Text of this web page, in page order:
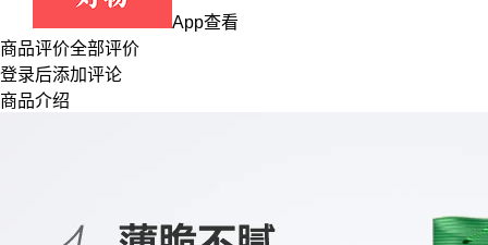
App查看
商品评价全部评价
登录后添加评论
商品介绍